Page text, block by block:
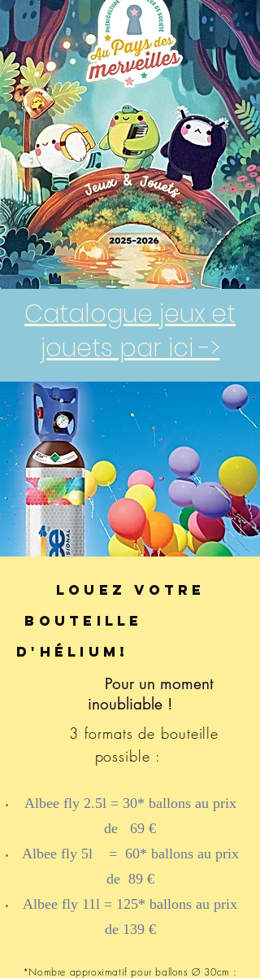
Catalogue jeux et
jouets par ici ->
Louez votre
bouteille
d'hélium!
Pour un moment
inoubliable !
3 formats de bouteille
possible :
Albee fly 2.5l = 30* ballons au prix
de 69 €
Albee fly 5l = 60* ballons au prix
de 89 €
Albee fly 11l = 125* ballons au prix
de 139 €
*Nombre approximatif pour ballons Ø 30cm :